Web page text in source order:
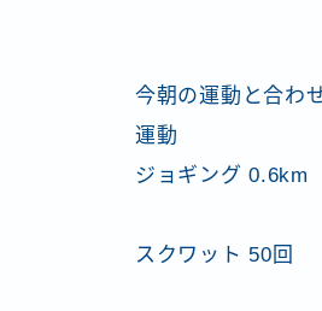
今朝の運動と合わ
運動
ジョギング 0.6km
スクワット 50回